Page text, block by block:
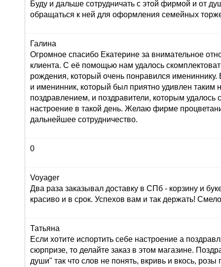
Буду и дальше сотрудничать с этой фирмой и от
обращаться к ней для оформления семейных
Галина
Огромное спасибо Екатерине за внимательное
клиента. С её помощью нам удалось
рождения, который очень понравился имениннику.
и именинник, который был приятно удивлен таким
поздравлением, и поздравители, которым удалось
настроение в такой день. Желаю фирме
дальнейшее сотрудничество.
0
Voyager
Два раза заказывал доставку в СПб - корзину и
красиво и в срок. Успехов вам и так держать!
Татьяна
Если хотите испортить себе настроение а
сюрпризе, то делайте заказ в этом магазине.
души" так что слов не понять, вкривь и вкось, розы